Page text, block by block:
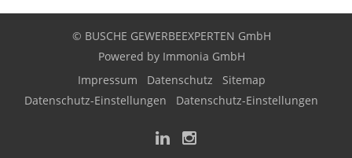
© BUSCHE GEWERBEEXPERTEN GmbH
Powered by Immonia GmbH
Impressum
Datenschutz
Sitemap
Datenschutz-Einstellungen
Datenschutz-Einstellungen